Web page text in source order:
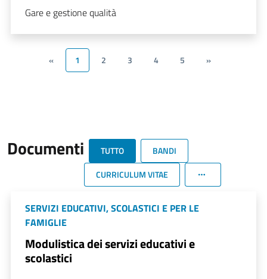
Gare e gestione qualità
« 1 2 3 4 5 »
Documenti TUTTO
BANDI
CURRICULUM VITAE
SERVIZI EDUCATIVI, SCOLASTICI E PER LE
FAMIGLIE
Modulistica dei servizi educativi e
scolastici